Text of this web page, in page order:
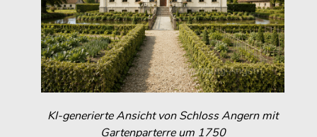
KI-generierte Ansicht von Schloss Angern mit
Gartenparterre um 1750